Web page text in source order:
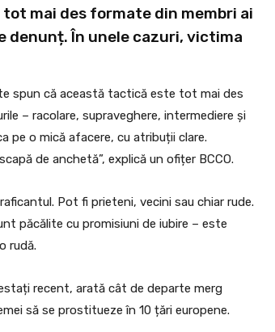
mai des formate din membri ai
denunț. În unele cazuri, victima
spun că această tactică este tot mai des
– racolare, supraveghere, intermediere și
pe o mică afacere, cu atribuții clare.
de anchetă”, explică un ofițer BCCO.
Pot fi prieteni, vecini sau chiar rude.
păcălite cu promisiuni de iubire – este
rudă.
recent, arată cât de departe merg
să se prostitueze în 10 țări europene.